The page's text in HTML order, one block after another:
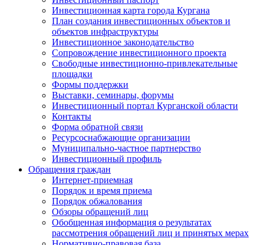
Инвестиционная карта города Кургана
План создания инвестиционных объектов и
объектов инфраструктуры
Инвестиционное законодательство
Сопровождение инвестиционного проекта
Свободные инвестиционно-привлекательные
площадки
Формы поддержки
Выставки, семинары, форумы
Инвестиционный портал Курганской области
Контакты
Форма обратной связи
Ресурсоснабжающие организации
Муниципально-частное партнерство
Инвестиционный профиль
Обращения граждан
Интернет-приемная
Порядок и время приема
Порядок обжалования
Обзоры обращений лиц
Обобщенная информация о результатах
рассмотрения обращений лиц и принятых мерах